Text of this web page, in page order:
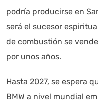
podría producirse en
será el sucesor
de combustión se
por unos años.
Hasta 2027, se espera
BMW a nivel mundial